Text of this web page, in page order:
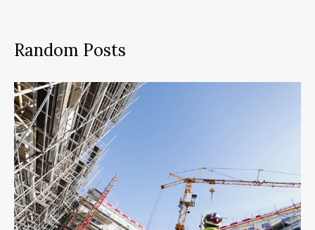
Random Posts